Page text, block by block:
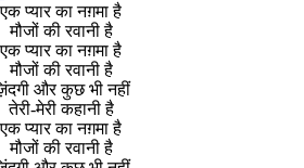
एक प्यार का नग़मा है
मौजों की रवानी है
एक प्यार का नग़मा है
मौजों की रवानी है
और कुछ भी नहीं
तेरी-मेरी कहानी है
एक प्यार का नग़मा है
मौजों की रवानी है